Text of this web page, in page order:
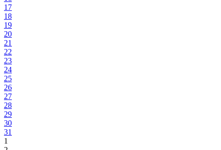
17
18
19
20
21
22
23
24
25
26
27
28
29
30
31
1